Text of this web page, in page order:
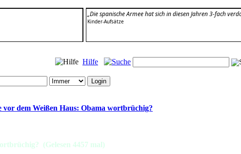
„Die spanische Armee hat sich in diesen Jahren 3-fach
Kinder-Aufsätze
Hilfe
vor dem Weißen Haus: Obama wortbrüchig?
(Gelesen 4457 mal)